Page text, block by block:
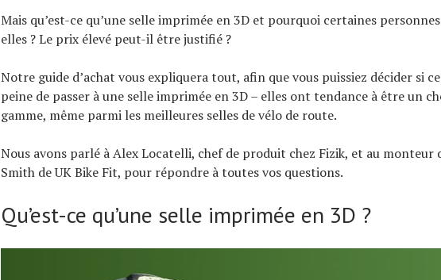
Mais qu’est-ce qu’une selle imprimée en 3D et pourquoi certaines
elles ? Le prix élevé peut-il être justifié ?
Notre guide d’achat vous expliquera tout, afin que vous puissiez décider si
peine de passer à une selle imprimée en 3D – elles ont tendance à être un
gamme, même parmi les meilleures selles de vélo de route.
Nous avons parlé à Alex Locatelli, chef de produit chez Fizik, et au monteur
Smith de UK Bike Fit, pour répondre à toutes vos questions.
Qu’est-ce qu’une selle imprimée en 3D ?